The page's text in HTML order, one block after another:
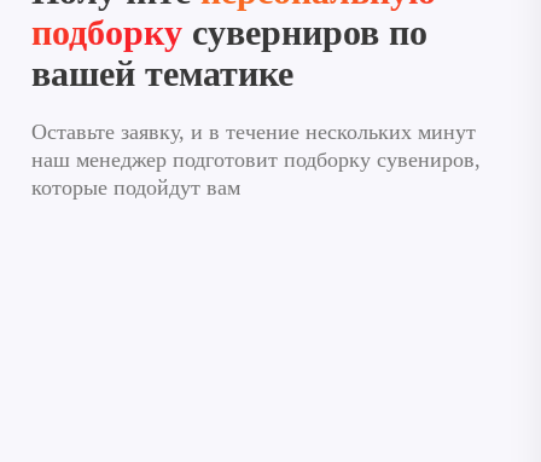
которые подойдут вам